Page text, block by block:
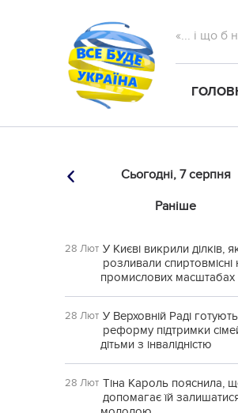
«... і що б
Сьогодні, 7 серпня
Раніше
28 Лют У Києві викрили ділків,
розливали спиртовмісні
промислових масштабах
28 Лют У Верховній Раді готують
реформу підтримки
дітьми з інвалідністю
28 Лют Тіна Кароль пояснила,
допомагає їй